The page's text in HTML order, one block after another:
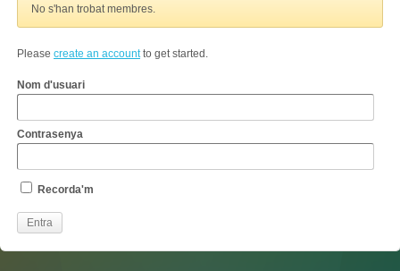
No s'han trobat membres.
Please create an accountto get started.
Nom d'usuari
Contrasenya
Recorda'm